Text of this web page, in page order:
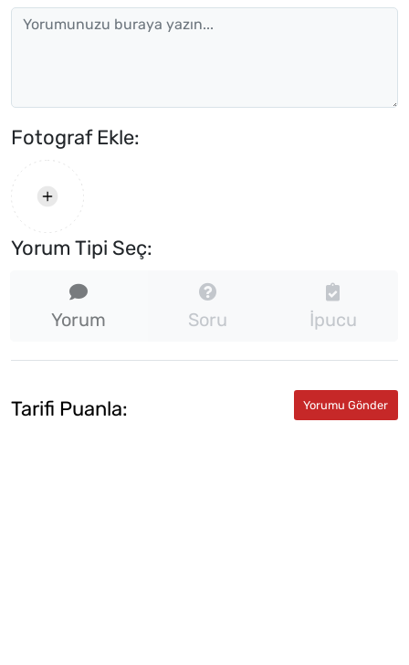
Fotograf Ekle:
Yorum Tipi Seç:
Yorum Soru İpucu
Tarifi Puanla: